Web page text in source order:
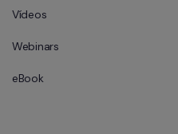
Vídeos
Webinars
eBook